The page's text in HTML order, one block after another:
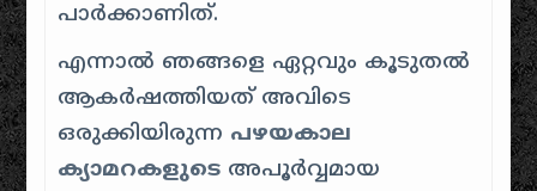
പാർക്കാണിത്.
എന്നാൽ ഞങ്ങളെ ഏറ്റവും കൂടുതൽ
ആകർഷത്തിയത് അവിടെ
ഒരുക്കിയിരുന്ന പഴയകാല
ക്യാമറകളുടെ അപൂർവ്വമായ